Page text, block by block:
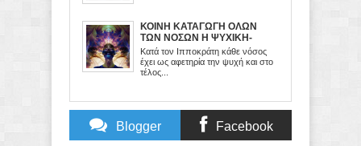
ΚΟΙΝΗ ΚΑΤΑΓΩΓΗ ΟΛΩΝ
ΤΩΝ ΝΟΣΩΝ Η ΨΥΧΙΚΗ-
ΕΝΕΡΓΕΙΑΚΗ ΑΝΙΣΟΡΡΟΠΙΑ
Κατά τον Ιπποκράτη κάθε νόσος
έχει ως αφετηρία την ψυχή και στο
τέλος...
Blogger Facebook